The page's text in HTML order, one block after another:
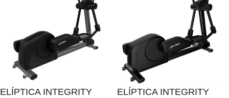
ELÍPTICA INTEGRITY ELÍPTICA INTEGRITY